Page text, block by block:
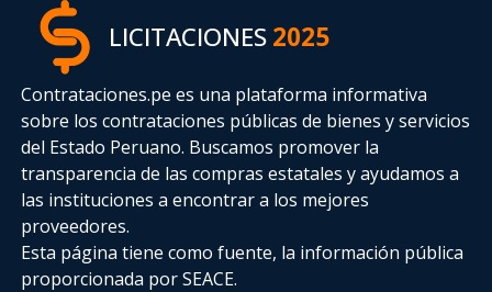
LICITACIONES2025
Contrataciones.pe es una plataforma informativa
sobre los contrataciones públicas de bienes y servicios
del Estado Peruano. Buscamos promover la
transparencia de las compras estatalesy ayudamos a
las instituciones a encontrar a los mejores
proveedores.
Esta página tiene como fuente, la información pública
proporcionada por SEACE.